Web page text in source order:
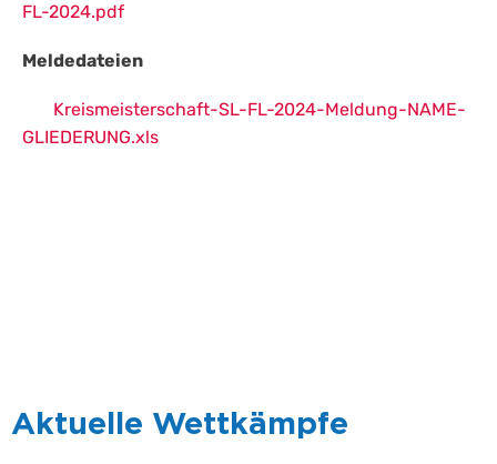
FL-2024.pdf
Meldedateien
Kreismeisterschaft-SL-FL-2024-Meldung-NAME-
GLIEDERUNG.xls
Aktuelle Wettkämpfe